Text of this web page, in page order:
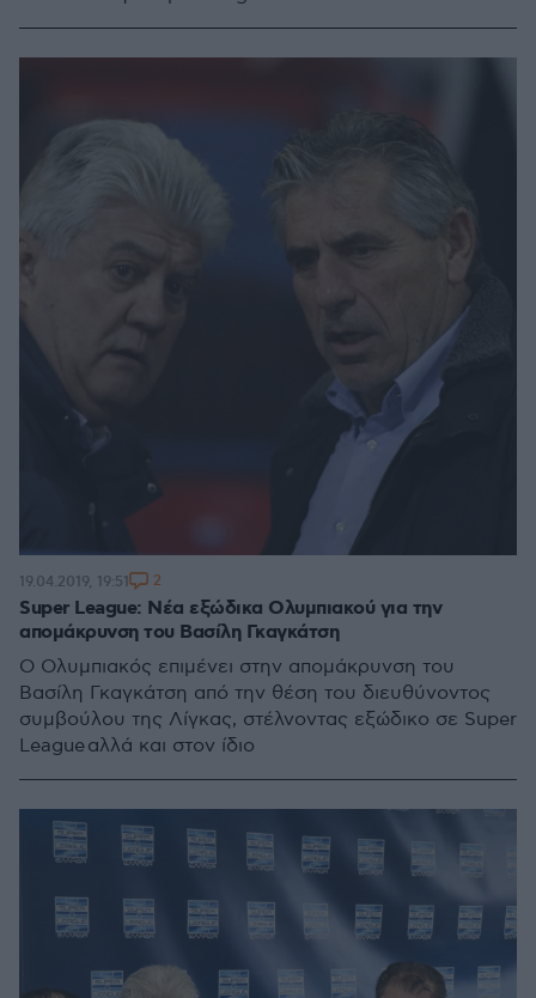
Super League: Νέα εξώδικα Ολυμπιακού για την
απομάκρυνση του Βασίλη Γκαγκάτση
Ο Ολυμπιακός επιμένει στην απομάκρυνση του
Βασίλη Γκαγκάτση από την θέση του διευθύνοντος
συμβούλου της Λίγκας, στέλνοντας εξώδικo σε Super
League αλλά και στον ίδιο
19.04.2019, 19:51 2